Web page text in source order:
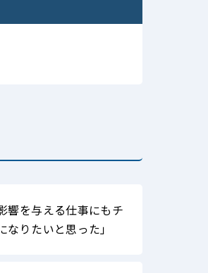
響を与える仕事にもチ
りたいと思った」